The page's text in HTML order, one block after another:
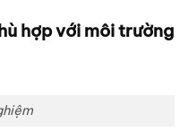
hợp với môi trường